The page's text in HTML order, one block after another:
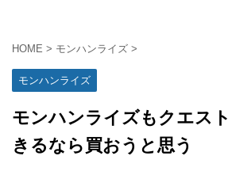
HOME > モンハンライズ >
モンハンライズ
モンハンライズもクエス
きるなら買おうと思う